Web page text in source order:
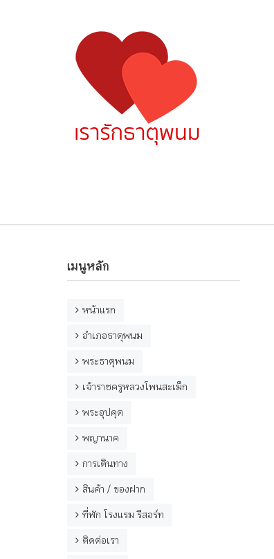
เมนูหลัก
หน้าแรก
อำเภอธาตุพนม
พระธาตุพนม
เจ้าราชครูหลวงโพนสะเม็ก
พระอุปคุต
พญานาค
การเดินทาง
สินค้า / ของฝาก
ที่พัก โรงแรม รีสอร์ท
ติดต่อเรา